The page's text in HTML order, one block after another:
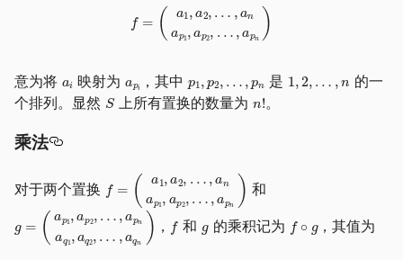
意为将 映射为 ，其中 是
的一
个排列。显然
上所有置换的数量为 。
乘法
对于两个置换 和
， 和 的乘积记为 ，其值为